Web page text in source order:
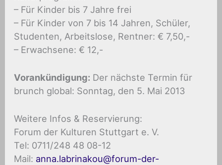
– Für Kinder bis 7 Jahre frei
– Für Kinder von 7 bis 14 Jahren, Schüler,
Studenten, Arbeitslose, Rentner: € 7,50,-
– Erwachsene: € 12,-
Vorankündigung: Der nächste Termin für
brunch global: Sonntag, den 5. Mai 2013
Weitere Infos & Reservierung:
Forum der Kulturen Stuttgart e. V.
Tel: 0711/248 48 08-12
Mail: anna.labrinakou@forum-der-